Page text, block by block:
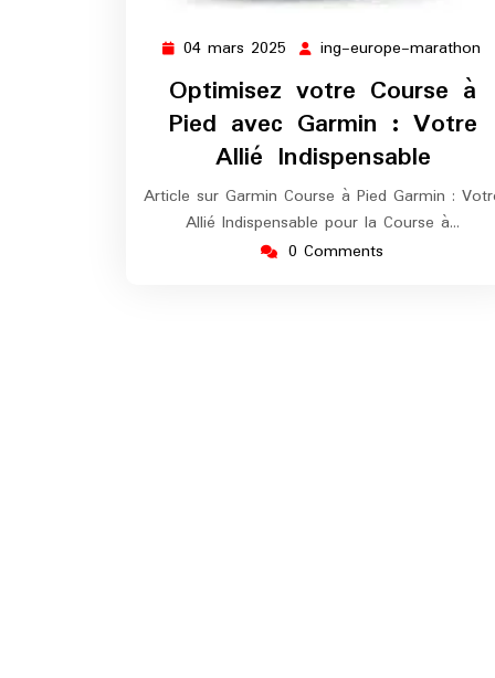
04 mars 2025 04
2025
ing-europe-marathon
Optimisez votre Course à
Pied avec Garmin : Votre
Allié Indispensable
Article sur Garmin Course à Pied Garmin :
Allié Indispensable pour la Course à…
0 Comments